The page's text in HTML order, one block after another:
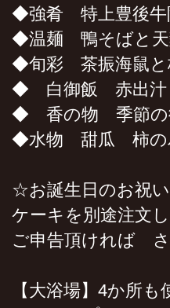
◆強肴 特上豊後牛
◆温麺 鴨そばと天
◆旬彩 茶振海鼠と
◆ 白御飯 赤出汁
◆ 香の物 季節の
◆水物 甜瓜 柿の
☆お誕生日のお祝
ケーキを別途注文
ご申告頂ければ
【大浴場】4か所